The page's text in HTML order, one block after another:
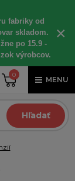
fabriky od
skladom.
po 15.9 -
výrobcov.
×
0
MENU
Hľadať